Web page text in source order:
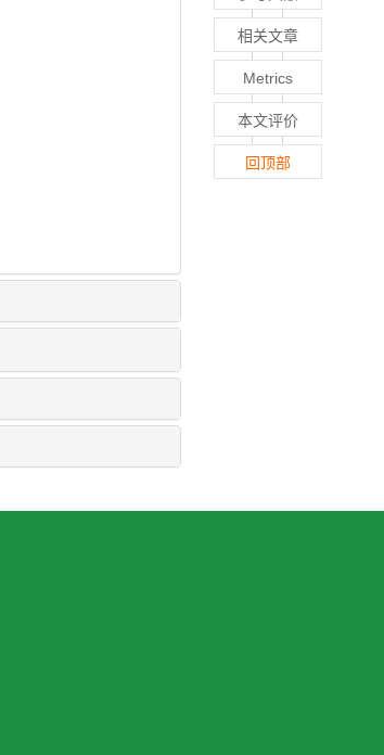
相关文章
Metrics
本文评价
回顶部